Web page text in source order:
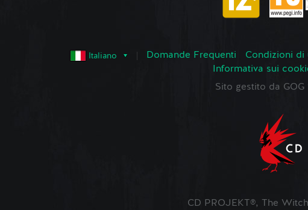
Italiano Domande Frequenti Condizioni di
Informativa sui
Sito gestito da GOG
CD PROJEKT®, The